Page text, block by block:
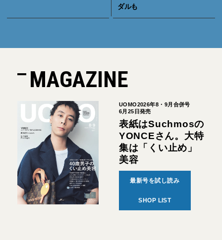
ダルも
MAGAZINE
UOMO2026年8・9月合併号
6月25日発売
表紙はSuchmosの
YONCEさん。大特
集は「くい止め」
美容
最新号を試し読み
SHOP LIST